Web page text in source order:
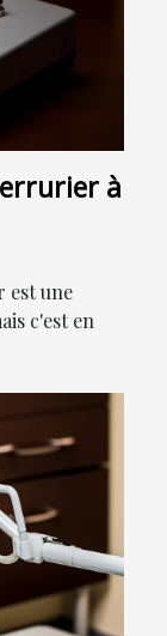
à
est une
c'est en